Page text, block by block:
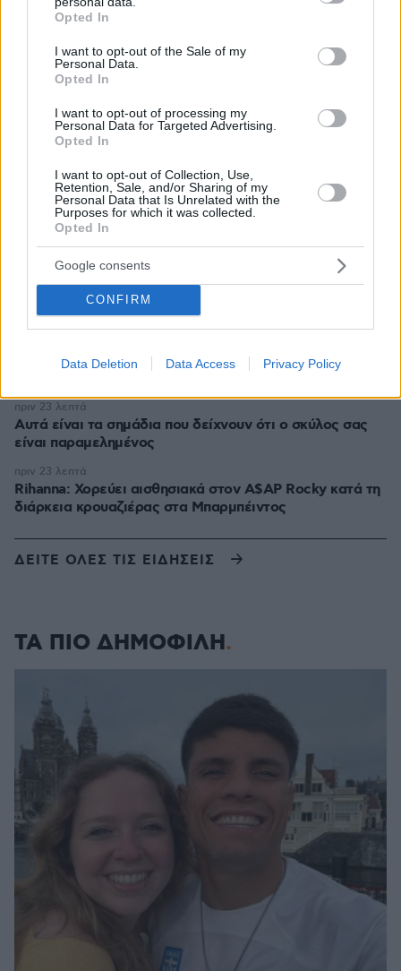
grant or deny consent to Google and its third-party tags to
use your data for below specified purposes in below Google
consent section.
Opted In
I want to opt-out of the Sale of my
Personal Data.
Opted In
I want to opt-out of processing my
Personal Data for Targeted Advertising.
Opted In
I want to opt-out of Collection, Use,
Retention, Sale, and/or Sharing of my
Personal Data that Is Unrelated with the
Purposes for which it was collected.
Opted In
Google consents
CONFIRM
Data Deletion Data Access Privacy Policy
Πυρκαγιές σε Σερβία και Αλβανία με θερμοκρασίες έως
40 βαθμούς
πριν 12 λεπτά
Πέθανε το άσπρο κουτάβι που συμβίωνε με αγέλη
λύκων στην Κεντρική Μακεδονία: Καλό ταξίδι μικρέ,
δείτε βίντεο
Συνελήφθη αστυνομικός για επικίνδυνη οδήγηση και
απείθεια
πριν 21 λεπτά
Δημήτρης Ξανθάκης: Η γνήσια λαϊκή φωνή, οι
συνεργασίες, τα κορυφαία του τραγούδια, γιατί δεν
έκανε καριέρα σε μεγάλες πίστες
προπονητής και ο τεχνικός διευθυντής του
Αυτά είναι τα σημάδια που δείχνουν ότι ο σκύλος σας
είναι παραμελημένος
πριν 23 λεπτά
Rihanna: Χορεύει αισθησιακά στον A$AP Rocky κατά τη
διάρκεια κρουαζιέρας στα Μπαρμπέιντος
πριν 23 λεπτά
ΔΕΙΤΕ ΟΛΕΣ ΤΙΣ ΕΙΔΗΣΕΙΣ
ΤΑ ΠΙΟ ΔΗΜΟΦΙΛΗ